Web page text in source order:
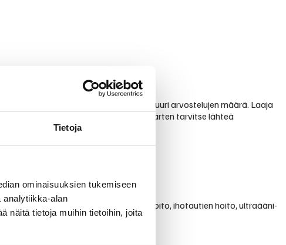
Tietoja
ominaisuuksien tukemiseen
analytiikka-alan
näitä tietoja muihin tietoihin, joita
arvostelusta, mikä on huomattavan suuri arvostelujen määrä. Laaja
ja sitä, ettei vaativampia hoitoja varten tarvitse lähteä
ortopedia, sisätautien hoito, ihotautien hoito, ultraääni-